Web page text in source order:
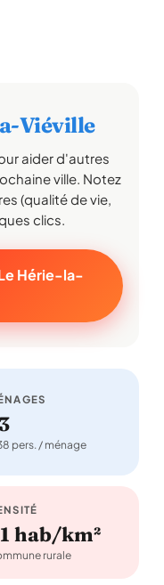
Viéville
aider d'autres
ville. Notez
(qualité de vie,
clics.
Hérie-la-
pers. / ménage
hab/km²
rurale